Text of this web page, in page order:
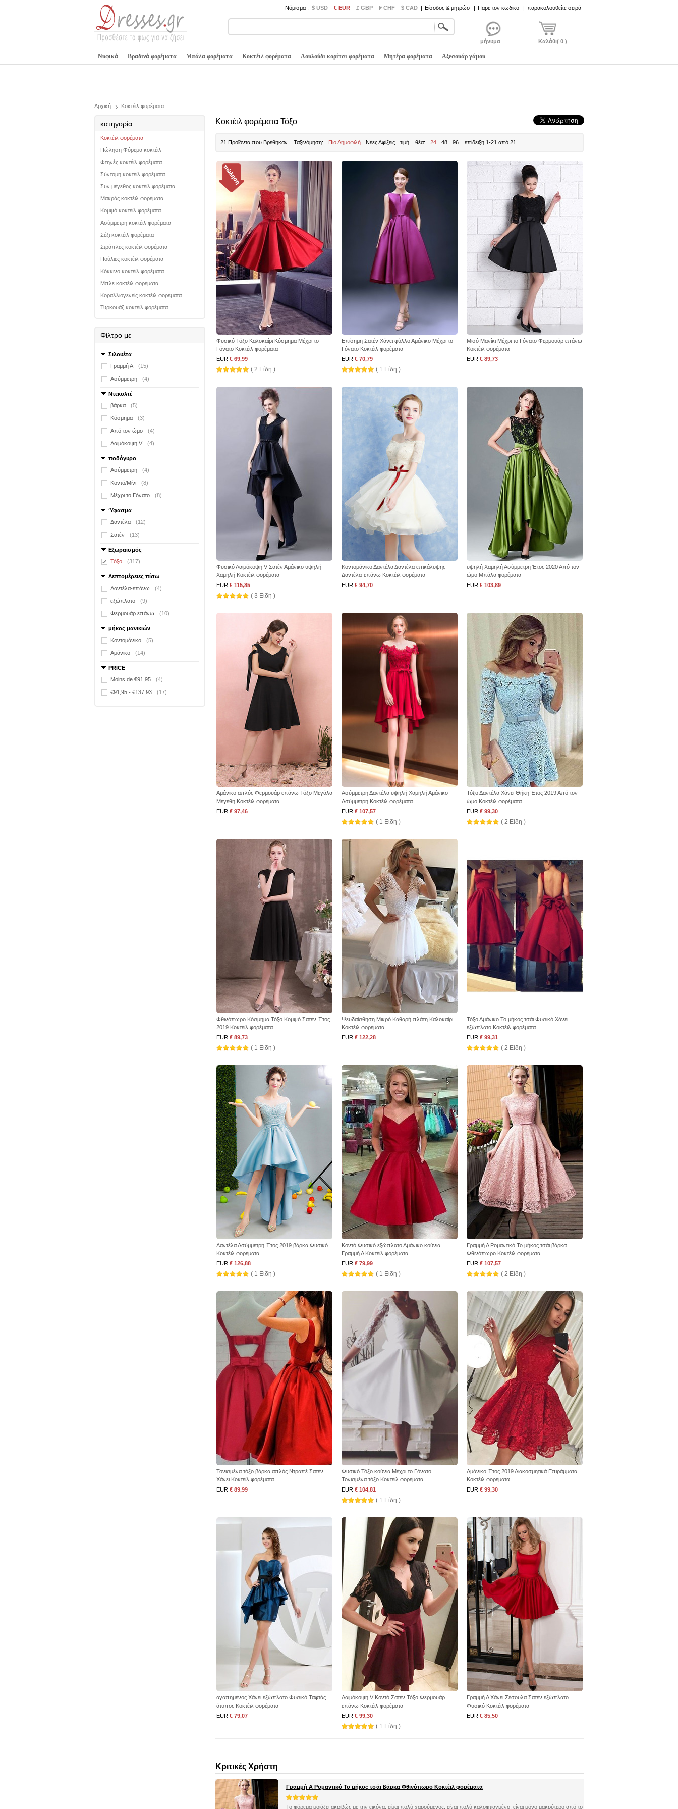
Νόμισμα : $ USD € EUR £ GBP ₣ CHF $ CAD | Είσοδος & μητρώο | Παρε τον κωδικο | παρακολουθείτε σειρά
μήνυμα Καλάθι( 0 )
Νυφικά Βραδινά φορέματα Μπάλα φορέματα Κοκτέιλ φορέματα Λουλούδι κορίτσι φορέματα Μητέρα φορέματα Αξεσουάρ γάμου
Αρχική Κοκτέιλ φορέματα
κατηγορία
Κοκτέιλ φορέματα
Πώληση Φόρεμα κοκτέιλ
Φτηνές κοκτέιλ φορέματα
Σύντομη κοκτέιλ φορέματα
Συν μέγεθος κοκτέιλ φορέματα
Μακράς κοκτέιλ φορέματα
Κομψό κοκτέιλ φορέματα
Ασύμμετρη κοκτέιλ φορέματα
Σέξι κοκτέιλ φορέματα
Στράπλες κοκτέιλ φορέματα
Πούλιες κοκτέιλ φορέματα
Κόκκινο κοκτέιλ φορέματα
Μπλε κοκτέιλ φορέματα
Κοραλλιογενείς κοκτέιλ φορέματα
Τυρκουάζ κοκτέιλ φορέματα
Φίλτρο με
Σιλουέτα
Γραμμή Α
(15)
Ασύμμετρη (4)
Ντεκολτέ
βάρκα
(5)
Κόσμημα (3)
Από τον ώμο (4)
Λαιμόκοψη V (4)
ποδόγυρο
Ασύμμετρη
(4)
Κοντό/Μίνι (8)
Μέχρι το Γόνατο (8)
Ύφασμα
Δαντέλα
(12)
Σατέν (13)
Εξωραϊσμός
Τόξο
(317)
Λεπτομέρειες πίσω
Δαντέλα-επάνω
(4)
εξώπλατο (9)
Φερμουάρ επάνω (10)
μήκος μανικιών
Κοντομάνικο
(5)
Αμάνικο (14)
PRICE
Moins de €91,95
(4)
€91,95 - €137,93 (17)
Κοκτέιλ φορέματα Τόξο
21 Προϊόντα που Βρέθηκαν Ταξινόμηση: Πιο Δημοφιλή Νέες Αφίξεις τιμή θέα: 24 48 96 επίδειξη 1-21 από 21
Φυσικό Τόξο Καλοκαίρι Κόσμημα Μέχρι το
Γόνατο Κοκτέιλ φορέματα
EUR € 69,99
( 2 Είδη )
Επίσημη Σατέν Χάνει φύλλο Αμάνικο Μέχρι το
Γόνατο Κοκτέιλ φορέματα
EUR € 70,79
( 1 Είδη )
Μισό Μανίκι Μέχρι το Γόνατο Φερμουάρ επάνω
Κοκτέιλ φορέματα
EUR € 89,73
Φυσικό Λαιμόκοψη V Σατέν Αμάνικο υψηλή
Χαμηλή Κοκτέιλ φορέματα
EUR € 115,85
( 3 Είδη )
Κοντομάνικο Δαντέλα Δαντέλα επικάλυψης
Δαντέλα-επάνω Κοκτέιλ φορέματα
EUR € 94,70
υψηλή Χαμηλή Ασύμμετρη Έτος 2020 Από τον
ώμο Μπάλα φορέματα
EUR € 103,89
Αμάνικο απλός Φερμουάρ επάνω Τόξο Μεγάλα
Μεγέθη Κοκτέιλ φορέματα
EUR € 97,46
Ασύμμετρη Δαντέλα υψηλή Χαμηλή Αμάνικο
Ασύμμετρη Κοκτέιλ φορέματα
EUR € 107,57
( 1 Είδη )
Τόξο Δαντέλα Χάνει Θήκη Έτος 2019 Από τον
ώμο Κοκτέιλ φορέματα
EUR € 99,30
( 2 Είδη )
Φθινόπωρο Κόσμημα Τόξο Κομψό Σατέν Έτος
2019 Κοκτέιλ φορέματα
EUR € 89,73
( 1 Είδη )
Ψευδαίσθηση Μικρό Καθαρή πλάτη Καλοκαίρι
Κοκτέιλ φορέματα
EUR € 122,28
Τόξο Αμάνικο Το μήκος τσάι Φυσικό Χάνει
εξώπλατο Κοκτέιλ φορέματα
EUR € 99,31
( 2 Είδη )
Δαντέλα Ασύμμετρη Έτος 2019 βάρκα Φυσικό
Κοκτέιλ φορέματα
EUR € 126,88
( 1 Είδη )
Κοντό Φυσικό εξώπλατο Αμάνικο κούνια
Γραμμή Α Κοκτέιλ φορέματα
EUR € 79,99
( 1 Είδη )
Γραμμή Α Ρομαντικό Το μήκος τσάι βάρκα
Φθινόπωρο Κοκτέιλ φορέματα
EUR € 107,57
( 2 Είδη )
Τονισμένα τόξο βάρκα απλός Ντραπέ Σατέν
Χάνει Κοκτέιλ φορέματα
EUR € 89,99
Φυσικό Τόξο κούνια Μέχρι το Γόνατο
Τονισμένα τόξο Κοκτέιλ φορέματα
EUR € 104,81
( 1 Είδη )
Αμάνικο Έτος 2019 Διακοσμητικά Επιράμματα
Κοκτέιλ φορέματα
EUR € 99,30
αγαπημένος Χάνει εξώπλατο Φυσικό Ταφτάς
άτυπος Κοκτέιλ φορέματα
EUR € 79,07
Λαιμόκοψη V Κοντό Σατέν Τόξο Φερμουάρ
επάνω Κοκτέιλ φορέματα
EUR € 99,30
( 1 Είδη )
Γραμμή Α Χάνει Σέσουλα Σατέν εξώπλατο
Φυσικό Κοκτέιλ φορέματα
EUR € 85,50
Κριτικές Χρήστη
Γραμμή Α Ρομαντικό Το μήκος τσάι βάρκα Φθινόπωρο Κοκτέιλ φορέματα
Το φόρεμα μοιάζει ακριβώς με την εικόνα, είμαι πολύ χαρούμενος, είναι πολύ καλοφτιαγμένο, είναι μόνο μακρύτερο από το